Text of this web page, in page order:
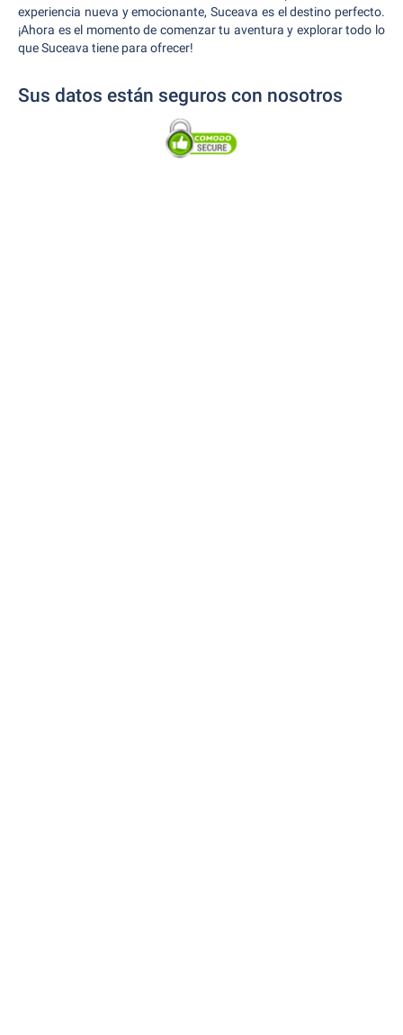
experiencia nueva y emocionante, Suceava es el destino perfecto.
¡Ahora es el momento de comenzar tu aventura y explorar todo lo
que Suceava tiene para ofrecer!
Sus datos están seguros con nosotros